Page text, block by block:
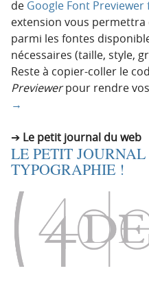
de Google Font
extension vous
parmi les fontes
nécessaires (taille, style,
Reste à copier-coller le
Previewerpour rendre vos
→
Le petit journal du web
LE PETIT
TYPOGRAPHIE !